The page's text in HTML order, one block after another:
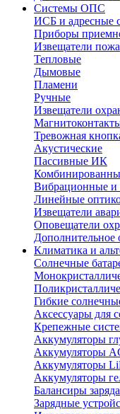
Системы ОПС
ИСБ и адресные
Приборы
Извещатели
Тепловые
Дымовые
Пламени
Ручные
Извещатели
Тревожная
Акустические
Пассивные ИК
Вибрационные и
Линейные
Извещатели
Оповещатели
Климатика и
Солнечные
Гибкие
Аксессуары для
Крепежные
Аккумуляторы
Аккумуляторы
Аккумуляторы
Аккумуляторы
Балансиры заряда
Зарядные